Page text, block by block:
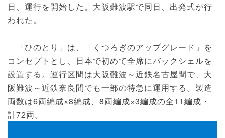
日、運行を開始した。大阪難波駅で同日、出発式が行
われた。
「ひのとり」は、「くつろぎのアップグレード」を
コンセプトとし、日本で初めて全席にバックシェルを
設置する。運行区間は大阪難波～近鉄名古屋間で、大
阪難波～近鉄奈良間でも一部の特急に運用する。製造
両数は6両編成×8編成、8両編成×3編成の全11編成・
計72両。